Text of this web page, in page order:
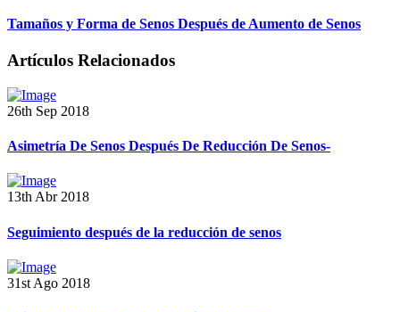
Tamaños y Forma de Senos Después de Aumento de Senos
Artículos Relacionados
26th Sep 2018
Asimetría De Senos Después De Reducción De Senos-
13th Abr 2018
Seguimiento después de la reducción de senos
31st Ago 2018